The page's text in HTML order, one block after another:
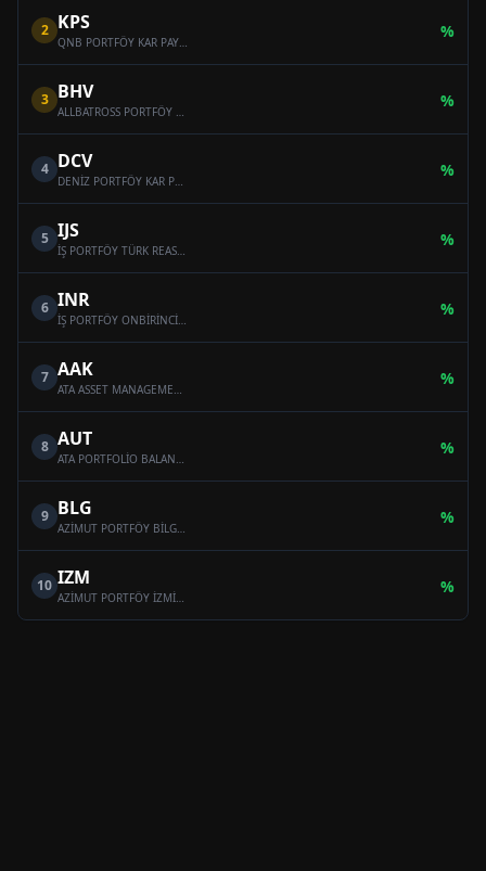
2 KPS
QNB PORTFÖY KAR PAYI ÖDEYEN ONİKİNCİ SERBEST (DÖVİZ) FON
%
3 BHV
ALLBATROSS PORTFÖY BAHAR HİSSE SENEDİ SERBEST FON (HİSSE SENEDİ YOĞUN FON)
%
4 DCV
DENİZ PORTFÖY KAR PAYI ÖDEYEN SERBEST (DÖVİZ) FON
%
5 IJS
İŞ PORTFÖY TÜRK REASÜRANS SERBEST ÖZEL FON
%
6 INR
İŞ PORTFÖY ONBİRİNCİ SERBEST (DÖVİZ) FON
%
7 AAK
ATA ASSET MANAGEMENT MULTI-ASSET VARIABLE FUND
%
8 AUT
ATA PORTFOLİO BALANCED VARİABLE FUND
%
9 BLG
AZİMUT PORTFÖY BİLGE SERBEST ÖZEL FON
%
10 IZM
AZİMUT PORTFÖY İZMİR SERBEST (TL) ÖZEL FON
%